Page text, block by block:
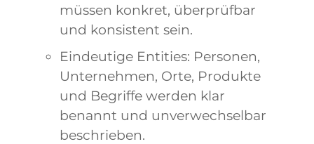
müssen konkret, überprüfbar
und konsistent sein.
Eindeutige Entities: Personen,
Unternehmen, Orte, Produkte
und Begriffe werden klar
benannt und unverwechselbar
beschrieben.